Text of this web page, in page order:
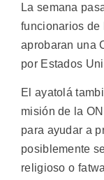
La semana
funcionarios de
aprobaran una
por Estados
El ayatolá
misión de la
para ayudar a
posiblemente
religioso o